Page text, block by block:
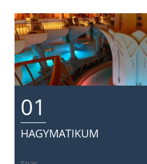
01
HAGYMATIKUM